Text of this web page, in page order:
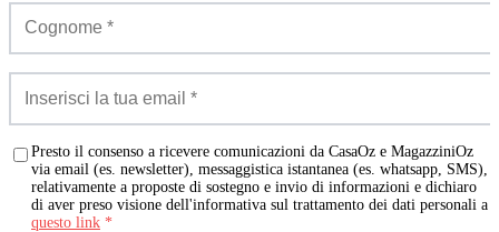
Presto il consenso a ricevere comunicazioni da CasaOz e MagazziniOz
via email (es. newsletter), messaggistica istantanea (es. whatsapp, SMS),
relativamente a proposte di sostegno e invio di informazioni e dichiaro
di aver preso visione dell'informativa sul trattamento dei dati personali a
questo link *